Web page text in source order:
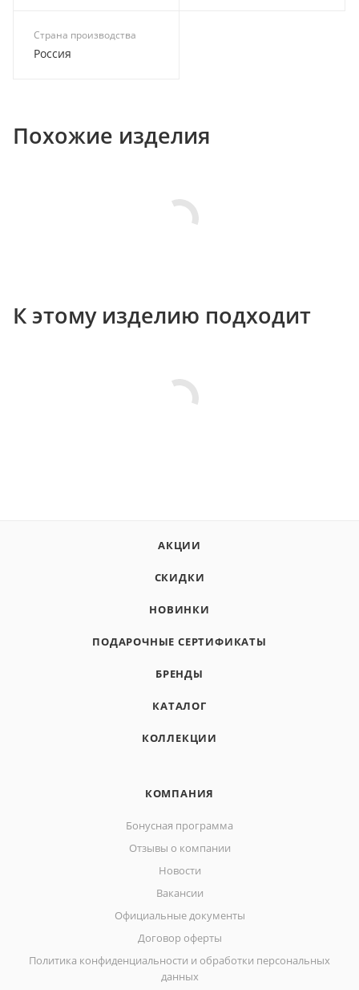
Страна производства
Россия
Похожие изделия
К этому изделию подходит
АКЦИИ
СКИДКИ
НОВИНКИ
ПОДАРОЧНЫЕ СЕРТИФИКАТЫ
БРЕНДЫ
КАТАЛОГ
КОЛЛЕКЦИИ
КОМПАНИЯ
Бонусная программа
Отзывы о компании
Новости
Вакансии
Официальные документы
Договор оферты
Политика конфиденциальности и обработки персональных
данных